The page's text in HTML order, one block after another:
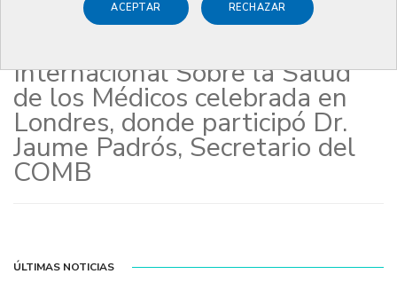
ACEPTAR RECHAZAR
26 NOVIEMBRE DE 2008
Internacional Sobre la Salud
de los Médicos celebrada en
Londres, donde participó Dr.
Jaume Padrós, Secretario del
COMB
ÚLTIMAS NOTICIAS